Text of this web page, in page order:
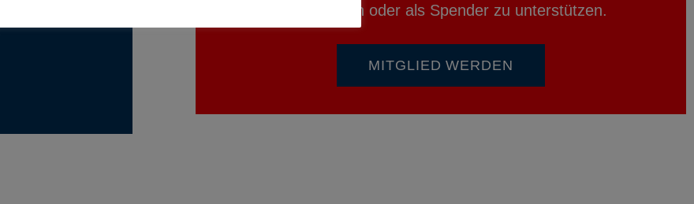
und
Förderverein oder als Spender zu unterstützen.
MITGLIED WERDEN